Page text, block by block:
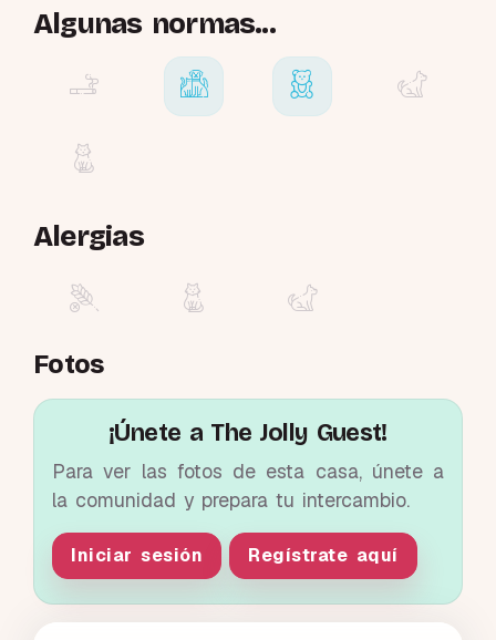
Algunas normas...
Alergias
Fotos
¡Únete a The Jolly Guest!
Para ver las fotos de esta casa, únete a
la comunidad y prepara tu intercambio.
Iniciar sesión Regístrate aquí